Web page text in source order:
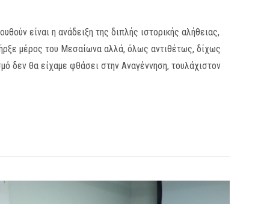
είναι η ανάδειξη της διπλής ιστορικής αλήθειας,
μέρος του Μεσαίωνα αλλά, όλως αντιθέτως, δίχως
δεν θα είχαμε φθάσει στην Αναγέννηση, τουλάχιστον